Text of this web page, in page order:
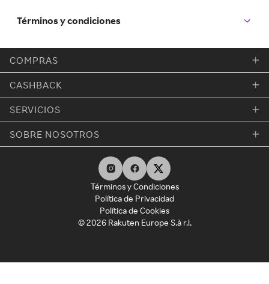
Términos y condiciones
COMPRAS
CASHBACK
SERVICIOS
SOBRE NOSOTROS
Términos y Condiciones
Política de Privacidad
Política de Cookies
© 2026 Rakuten Europe S.à r.l.